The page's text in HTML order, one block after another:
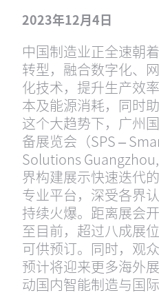
2023年12月4日
中国制造业正全速朝
转型，融合数字化、
化技术，提升生产效
本及能源消耗，同时
这个大趋势下，广州
备展览会（SPS –
Solutions
界构建展示快速迭代
专业平台，深受各界
持续火爆。距离展会
至目前，超过八成展
可供预订。同时，观
预计将迎来更多海外
动国内智能制造与国际